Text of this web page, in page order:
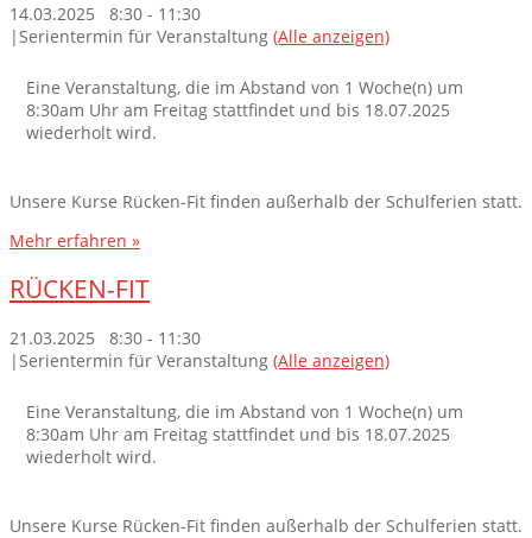
14.03.2025 8:30 - 11:30
|Serientermin für Veranstaltung (Alle anzeigen)
Eine Veranstaltung, die im Abstand von 1 Woche(n) um
8:30am Uhr am Freitag stattfindet und bis 18.07.2025
wiederholt wird.
Unsere Kurse Rücken-Fit finden außerhalb der Schulferien statt.
Mehr erfahren »
RÜCKEN-FIT
21.03.2025 8:30 - 11:30
| Serientermin für Veranstaltung (Alle anzeigen)
Eine Veranstaltung, die im Abstand von 1 Woche(n) um
8:30am Uhr am Freitag stattfindet und bis 18.07.2025
wiederholt wird.
Unsere Kurse Rücken-Fit finden außerhalb der Schulferien statt.